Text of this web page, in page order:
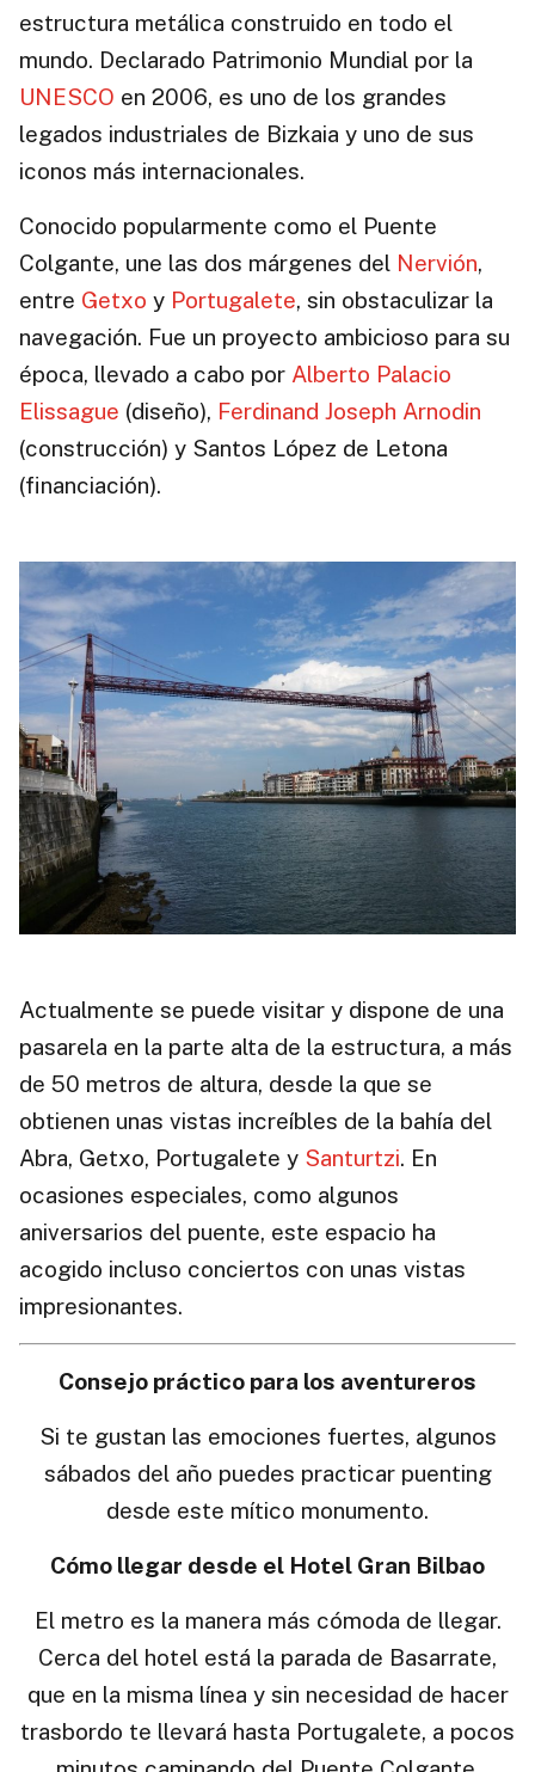
estructura metálica construido en todo el
mundo. Declarado Patrimonio Mundial por la
UNESCO en 2006, es uno de los grandes
legados industriales de Bizkaia y uno de sus
iconos más internacionales.
Conocido popularmente como el Puente
Colgante, une las dos márgenes del Nervión,
entre Getxo y Portugalete, sin obstaculizar la
navegación. Fue un proyecto ambicioso para su
época, llevado a cabo por Alberto Palacio
Elissague (diseño), Ferdinand Joseph Arnodin
(construcción) y Santos López de Letona
(financiación).
Actualmente se puede visitar y dispone de una
pasarela en la parte alta de la estructura, a más
de 50 metros de altura, desde la que se
obtienen unas vistas increíbles de la bahía del
Abra, Getxo, Portugalete y Santurtzi. En
ocasiones especiales, como algunos
aniversarios del puente, este espacio ha
acogido incluso conciertos con unas vistas
impresionantes.
Consejo práctico para los aventureros
Si te gustan las emociones fuertes, algunos
sábados del año puedes practicar puenting
desde este mítico monumento.
Cómo llegar desde el Hotel Gran Bilbao
El metro es la manera más cómoda de llegar.
Cerca del hotel está la parada de Basarrate,
que en la misma línea y sin necesidad de hacer
trasbordo te llevará hasta Portugalete, a pocos